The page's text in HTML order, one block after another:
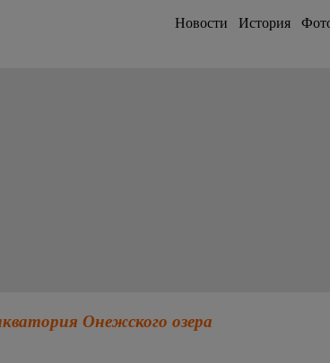
Новости История
Онежского озера